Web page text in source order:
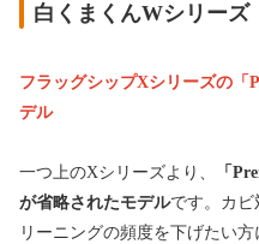
白くまくんWシリーズ
フラッグシップXシリーズの「
デル
一つ上のXシリーズより、
「
が省略されたモデルです。カビ
リーニングの頻度を下げたい方